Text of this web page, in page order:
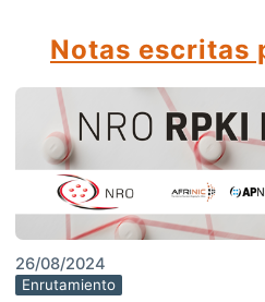
Notas escritas
26/08/2024
Enrutamiento